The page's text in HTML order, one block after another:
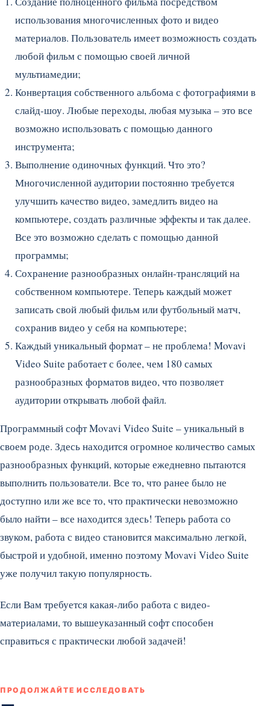
использования многочисленных фото и видео
материалов. Пользователь имеет возможность создать
любой фильм с помощью своей личной
мультиамедии;
Конвертация собственного альбома с фотографиями в
слайд-шоу. Любые переходы, любая музыка – это все
возможно использовать с помощью данного
инструмента;
Выполнение одиночных функций. Что это?
Многочисленной аудитории постоянно требуется
улучшить качество видео, замедлить видео на
компьютере, создать различные эффекты и так далее.
Все это возможно сделать с помощью данной
программы;
Сохранение разнообразных онлайн-трансляций на
собственном компьютере. Теперь каждый может
записать свой любый фильм или футбольный матч,
сохранив видео у себя на компьютере;
Каждый уникальный формат – не проблема! Movavi
Video Suite работает с более, чем 180 самых
разнообразных форматов видео, что позволяет
аудитории открывать любой файл.
Программный софт Movavi Video Suite – уникальный в
своем роде. Здесь находится огромное количество самых
разнообразных функций, которые ежедневно пытаются
выполнить пользователи. Все то, что ранее было не
доступно или же все то, что практически невозможно
было найти – все находится здесь! Теперь работа со
звуком, работа с видео становится максимально легкой,
быстрой и удобной, именно поэтому Movavi Video Suite
уже получил такую популярность.
Если Вам требуется какая-либо работа с видео-
материалами, то вышеуказанный софт способен
справиться с практически любой задачей!
ПРОДОЛЖАЙТЕ ИССЛЕДОВАТЬ